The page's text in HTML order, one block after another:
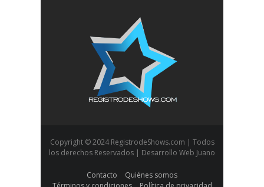
Copyright © 2024 RegistrodeShows.com | Todos
los derechos Reservados | Desarrollo Web Juano
Contacto
Quiénes somos